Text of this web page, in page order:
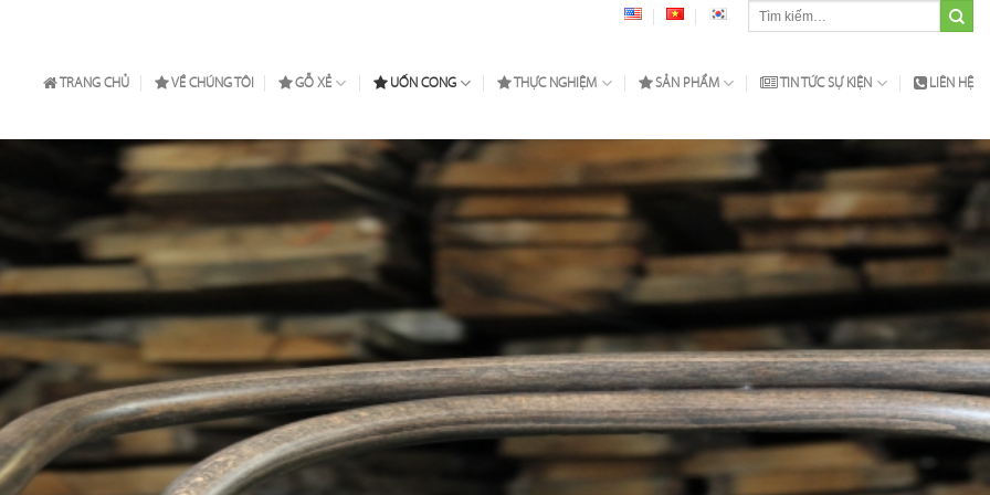
Tìm
TRANG CHỦ VỀ CHÚNG TÔI GỖ XẺ UỐN CONG THỰC NGHIỆM SẢN PHẨM TIN TỨC SỰ KIỆN LIÊN HỆ